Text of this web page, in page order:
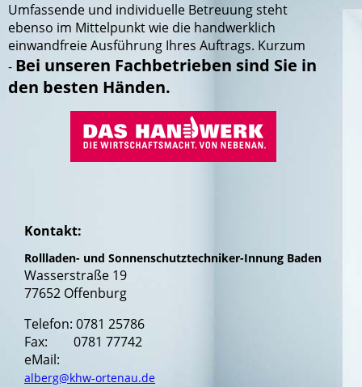
Umfassende und individuelle Betreuung steht
ebenso im Mittelpunkt wie die handwerklich
einwandfreie Ausführung Ihres Auftrags. Kurzum
- Bei unseren Fachbetrieben sind Sie in
den besten Händen.
Kontakt:
Rollladen- und Sonnenschutztechniker-Innung Baden
Wasserstraße 19
77652 Offenburg
Telefon: 0781 25786
Fax: 0781 77742
eMail:
alberg@khw-ortenau.de